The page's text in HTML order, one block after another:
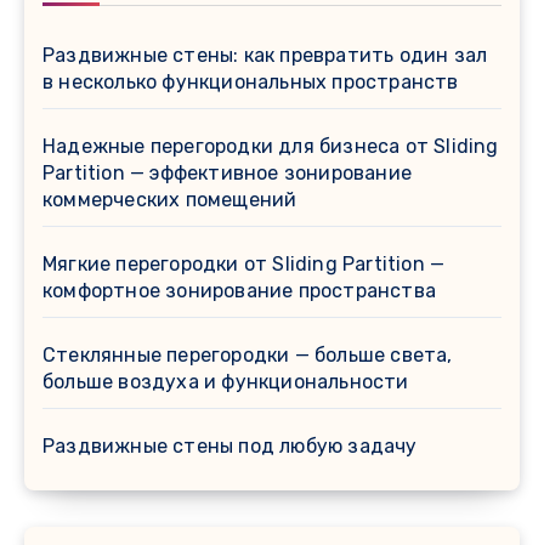
Раздвижные стены: как превратить один зал
в несколько функциональных пространств
Надежные перегородки для бизнеса от Sliding
Partition — эффективное зонирование
коммерческих помещений
Мягкие перегородки от Sliding Partition —
комфортное зонирование пространства
Стеклянные перегородки — больше света,
больше воздуха и функциональности
Раздвижные стены под любую задачу